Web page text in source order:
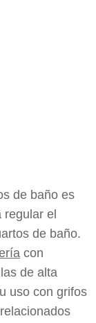
de baño es
el
de baño.
con
de alta
uso con grifos